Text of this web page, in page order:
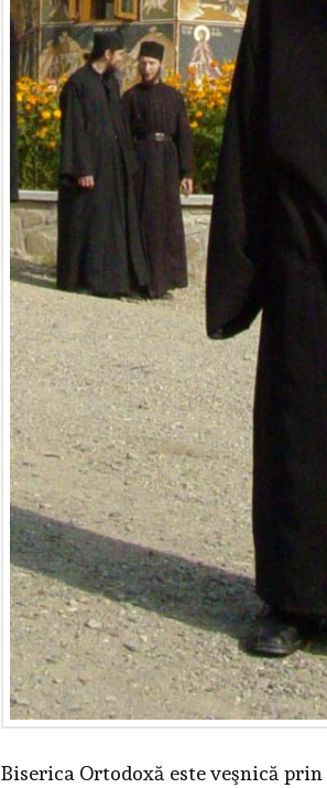
Biserica Ortodoxă este veşnică